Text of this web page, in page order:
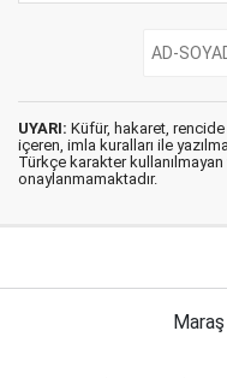
UYARI: Küfür, hakaret,
içeren, imla kuralları ile
Türkçe karakter
onaylanmamaktadır.